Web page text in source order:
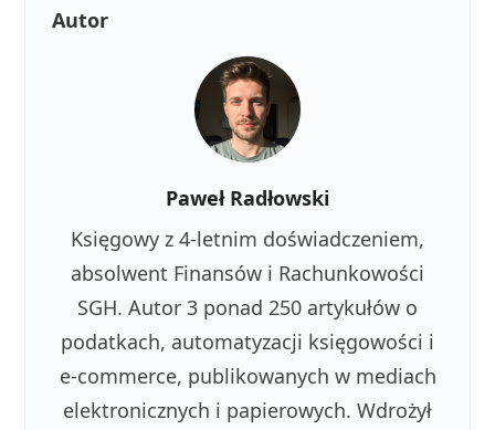
Autor
Paweł Radłowski
Księgowy z 4-letnim doświadczeniem,
absolwent Finansów i Rachunkowości
SGH. Autor 3 ponad 250 artykułów o
podatkach, automatyzacji księgowości i
e-commerce, publikowanych w mediach
elektronicznych i papierowych. Wdrożył